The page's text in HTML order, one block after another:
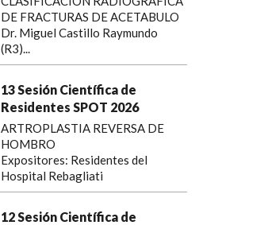
DE FRACTURAS DE ACETABULO
Dr. Miguel Castillo Raymundo
(R3)...
13 Sesión Científica de
Residentes SPOT 2026
ARTROPLASTIA REVERSA DE
HOMBRO
Expositores: Residentes del
Hospital Rebagliati
12 Sesión Científica de